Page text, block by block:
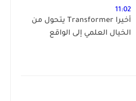
11:02
أخيرا Transformer يتحول من
الخيال العلمي إلى الواقع